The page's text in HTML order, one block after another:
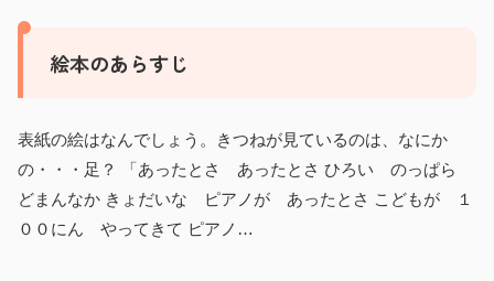
絵本のあらすじ
表紙の絵はなんでしょう。きつねが見ているのは、なにか
の・・・足？ 「あったとさ あったとさ ひろい のっぱら
どまんなか きょだいな ピアノが あったとさ こどもが １
００にん やってきて ピアノ…